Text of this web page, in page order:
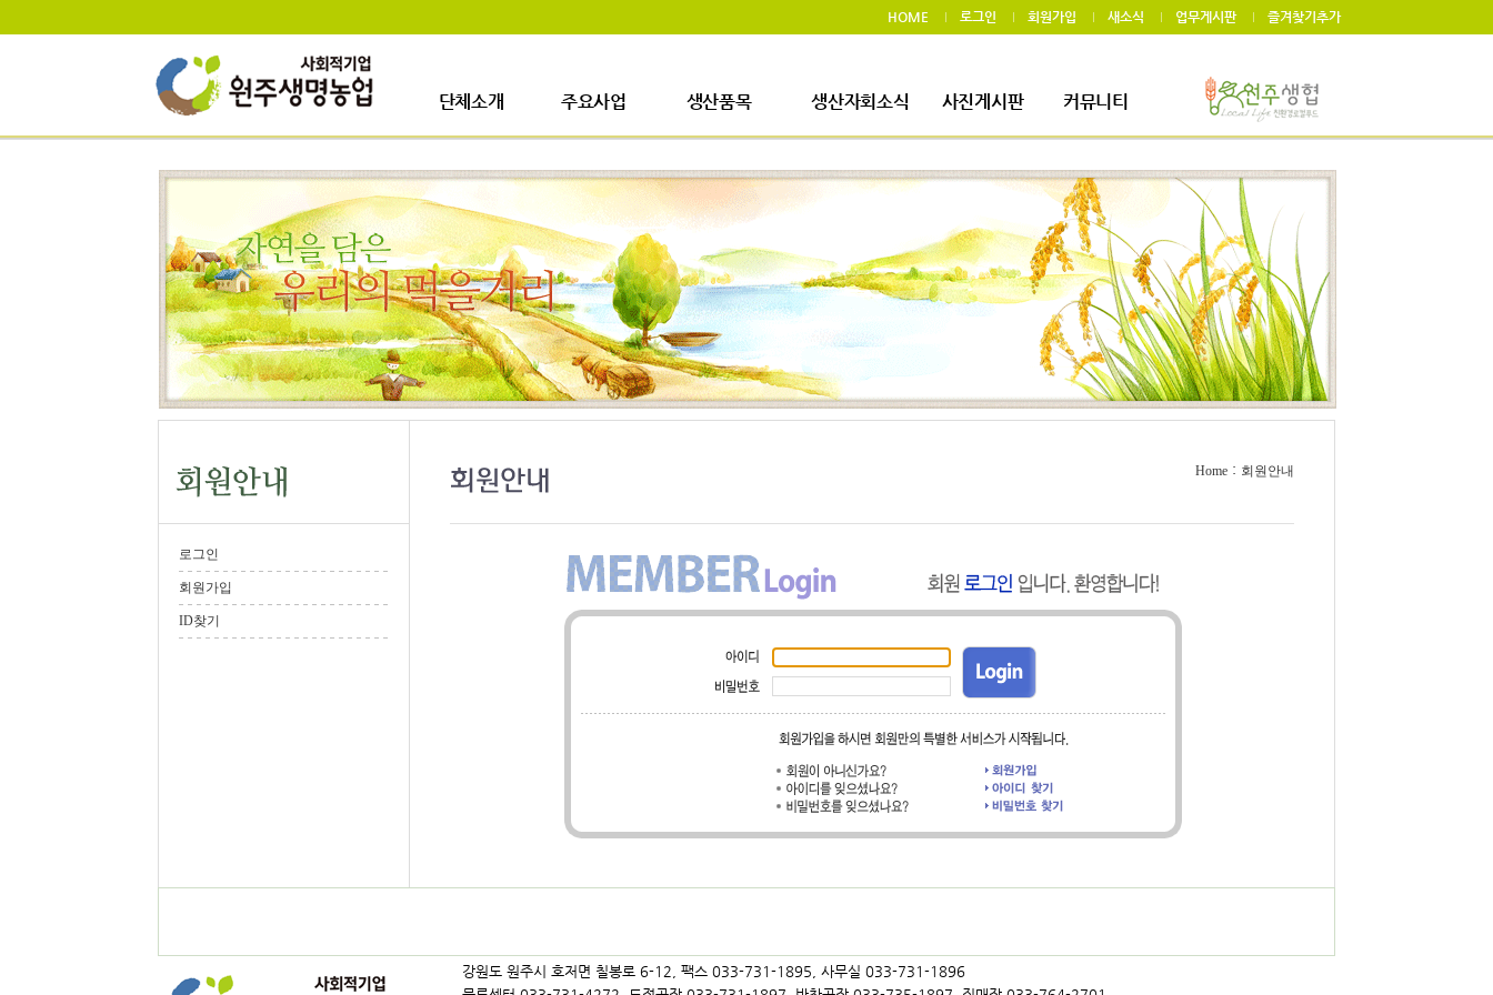
HOME 로그인 회원가입 새소식 업무게시판 즐겨찾기추가
단체소개
인사말
걸어온길
사업이력
업무안내
오시는길
일정안내
주요사업
사업장소개
생산시설소개
주요사업내용
생산품목
생산품목
생산자회소식
생산자회소식
사진게시판
사진게시판
커뮤니티
자료실
로그인
회원가입
ID찾기
Home : 회원안내
강원도 원주시 호저면 칠봉로 6-12, 팩스 033-731-1895, 사무실 033-731-1896